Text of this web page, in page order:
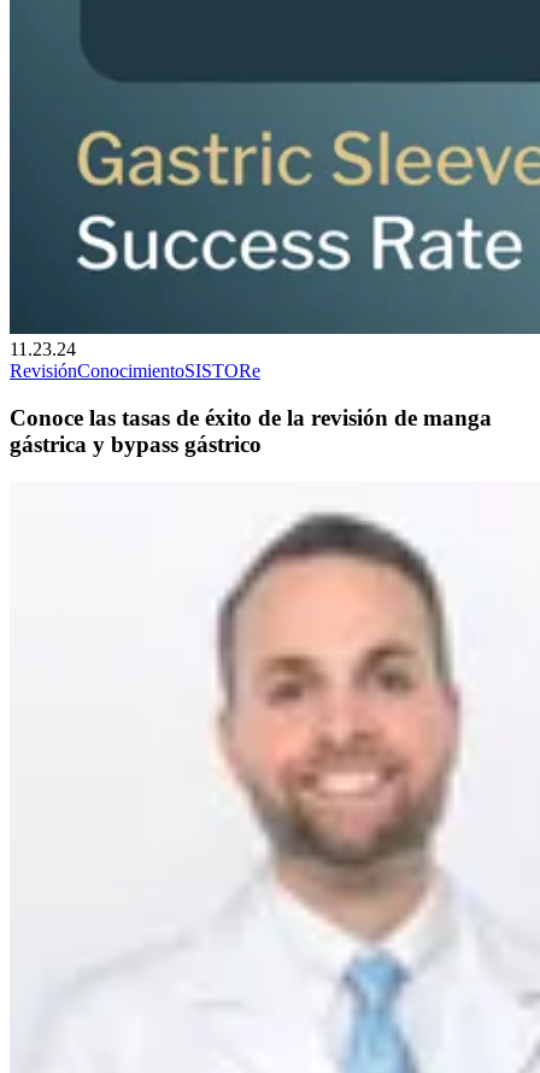
11.23.24
RevisiónConocimientoSISTORe
Conoce las tasas de éxito de la revisión de manga
gástrica y bypass gástrico